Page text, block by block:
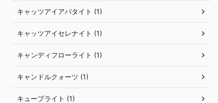
キャッツアイアパタイト (1)
キャッツアイセレナイト (1)
キャンディフローライト (1)
キャンドルクォーツ (1)
キュープライト (1)